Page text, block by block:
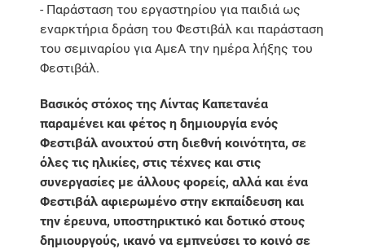
- Παράσταση του εργαστηρίου για παιδιά ως
εναρκτήρια δράση του Φεστιβάλ και παράσταση
του σεμιναρίου για ΑμεΑ την ημέρα λήξης του
Φεστιβάλ.
Βασικός στόχος της Λίντας Καπετανέα
παραμένει και φέτος η δημιουργία ενός
Φεστιβάλ ανοιχτού στη διεθνή κοινότητα, σε
όλες τις ηλικίες, στις τέχνες και στις
συνεργασίες με άλλους φορείς, αλλά και ένα
Φεστιβάλ αφιερωμένο στην εκπαίδευση και
την έρευνα, υποστηρικτικό και δοτικό στους
δημιουργούς, ικανό να εμπνεύσει το κοινό σε